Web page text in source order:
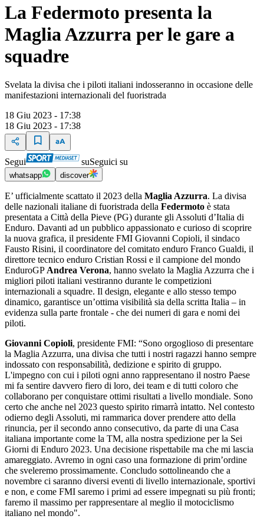
La Federmoto presenta la
Maglia Azzurra per le gare a
squadre
Svelata la divisa che i piloti italiani indosseranno in occasione delle
manifestazioni internazionali del fuoristrada
18 Giu 2023 - 17:38
18 Giu 2023 - 17:38
Segui suSeguici su
whatsapp discover
E’ ufficialmente scattato il 2023 della Maglia Azzurra. La divisa
delle nazionali italiane di fuoristrada della Federmoto è stata
presentata a Città della Pieve (PG) durante gli Assoluti d’Italia di
Enduro. Davanti ad un pubblico appassionato e curioso di scoprire
la nuova grafica, il presidente FMI Giovanni Copioli, il sindaco
Fausto Risini, il coordinatore del comitato enduro Franco Gualdi, il
direttore tecnico enduro Cristian Rossi e il campione del mondo
EnduroGP Andrea Verona, hanno svelato la Maglia Azzurra che i
migliori piloti italiani vestiranno durante le competizioni
internazionali a squadre. Il design, elegante e allo stesso tempo
dinamico, garantisce un’ottima visibilità sia della scritta Italia – in
evidenza sulla parte frontale - che dei numeri di gara e nomi dei
piloti.
Giovanni Copioli, presidente FMI: “Sono orgoglioso di presentare
la Maglia Azzurra, una divisa che tutti i nostri ragazzi hanno sempre
indossato con responsabilità, dedizione e spirito di gruppo.
L'impegno con cui i piloti ogni anno rappresentano il nostro Paese
mi fa sentire davvero fiero di loro, dei team e di tutti coloro che
collaborano per conquistare ottimi risultati a livello mondiale. Sono
certo che anche nel 2023 questo spirito rimarrà intatto. Nel contesto
odierno degli Assoluti, mi rammarica dover prendere atto della
rinuncia, per il secondo anno consecutivo, da parte di una Casa
italiana importante come la TM, alla nostra spedizione per la Sei
Giorni di Enduro 2023. Una decisione rispettabile ma che mi lascia
amareggiato. Avremo in ogni caso una formazione di prim’ordine
che sveleremo prossimamente. Concludo sottolineando che a
novembre ci saranno diversi eventi di livello internazionale, sportivi
e non, e come FMI saremo i primi ad essere impegnati su più fronti;
faremo il massimo per rappresentare al meglio il motociclismo
italiano nel mondo".